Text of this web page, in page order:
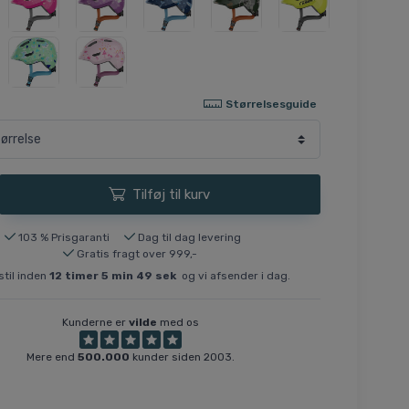
Størrelsesguide
Tilføj til kurv
103 % Prisgaranti
Dag til dag levering
Gratis fragt over 999,-
inden 12 timer 5 min 49 sekog vi afsender i dag.
Kunderne er vilde med os
Mere end 500.000 kunder siden 2003.